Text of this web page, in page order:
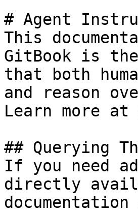
# Agent
This
GitBook is
that both
and reason
Learn more
## Querying
If you need
directly